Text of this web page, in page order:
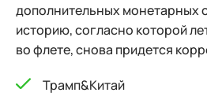
дополнительных монетарных
историю, согласно которой
во флете, снова придется
Трамп&Китай